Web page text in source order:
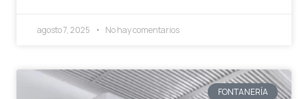
agosto 7, 2025 No hay comentarios
FONTANERÍA